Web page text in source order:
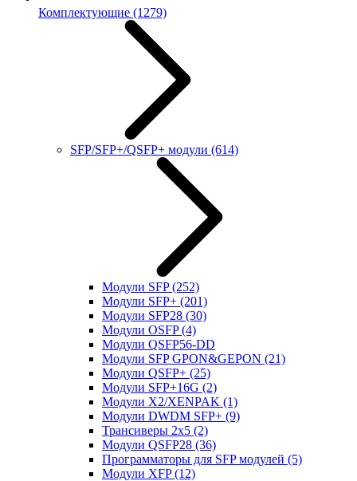
Комплектующие (1279)
SFP/SFP+/QSFP+ модули (614)
Модули SFP(252)
Модули SFP+ (201)
Модули SFP28 (30)
Модули OSFP(4)
Модули QSFP56-DD
Модули SFP GPON&GEPON (21)
Модули QSFP+ (25)
Модули SFP+16G (2)
Модули X2/XENPAK (1)
Модули DWDM SFP+ (9)
Трансиверы 2x5 (2)
Модули QSFP28 (36)
Программаторы для SFP модулей (5)
Модули XFP(12)